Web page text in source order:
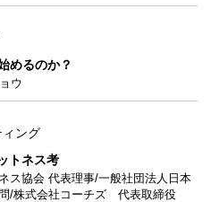
めるのか？
ウ
ィング
トネス考
ス協会 代表理事/一般社団法人日本
/株式会社コーチズ 代表取締役